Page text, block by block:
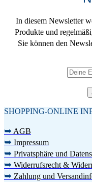
In diesem Newsletter
Produkte und
Sie können den
SHOPPING-ONLINE
➥ AGB
➥ Impressum
➥ Privatsphäre und
➥ Widerrufsrecht &
➥ Zahlung und